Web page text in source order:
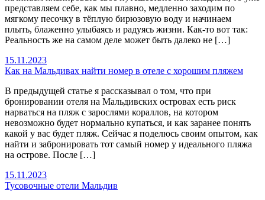
представляем себе, как мы плавно, медленно заходим по
мягкому песочку в тёплую бирюзовую воду и начинаем
плыть, блаженно улыбаясь и радуясь жизни. Как-то вот так:
Реальность же на самом деле может быть далеко не […]
15.11.2023
Как на Мальдивах найти номер в отеле с хорошим пляжем
В предыдущей статье я рассказывал о том, что при
бронировании отеля на Мальдивских островах есть риск
нарваться на пляж с зарослями кораллов, на котором
невозможно будет нормально купаться, и как заранее понять
какой у вас будет пляж. Сейчас я поделюсь своим опытом, как
найти и забронировать тот самый номер у идеального пляжа
на острове. После […]
15.11.2023
Тусовочные отели Мальдив